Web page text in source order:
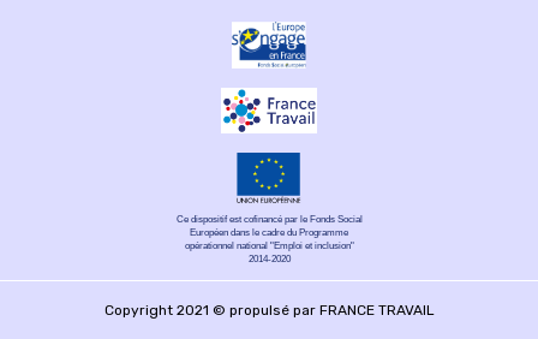
Ce dispositif est cofinancé par le Fonds Social
Européen dans le cadre du Programme
opérationnel national "Emploi et inclusion"
2014-2020
Copyright 2021 © propulsé par FRANCE TRAVAIL